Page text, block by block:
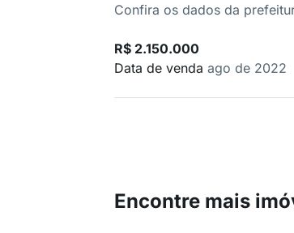
Confira os dados da
R$ 2.150.000
Data de venda ago de 2022
Encontre mais